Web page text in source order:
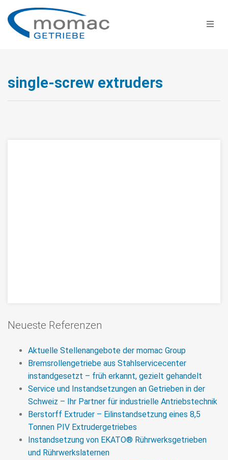
single-screw extruders
Repair of PIV extruder gearbox type
extruder of a compounding plant
Repair of PIV gearboxes, here express repair of a PIV
extruder gearbox type 76P 3850 CW from a Coperion
extruder. Repair time: 14 days
>> MORE
Neueste Referenzen
Aktuelle Stellenangebote der momac Group
Bremsrollengetriebe aus Stahlservicecenter
instandgesetzt – früh erkannt, gezielt gehandelt
Service und Instandsetzungen an Getrieben in der
Schweiz – Ihr Partner für industrielle Antriebstechnik
Berstorff Extruder – Eilinstandsetzung eines 8,5
Tonnen PIV Extrudergetriebes
Instandsetzung von EKATO® Rührwerksgetrieben
und Rührwerkslaternen